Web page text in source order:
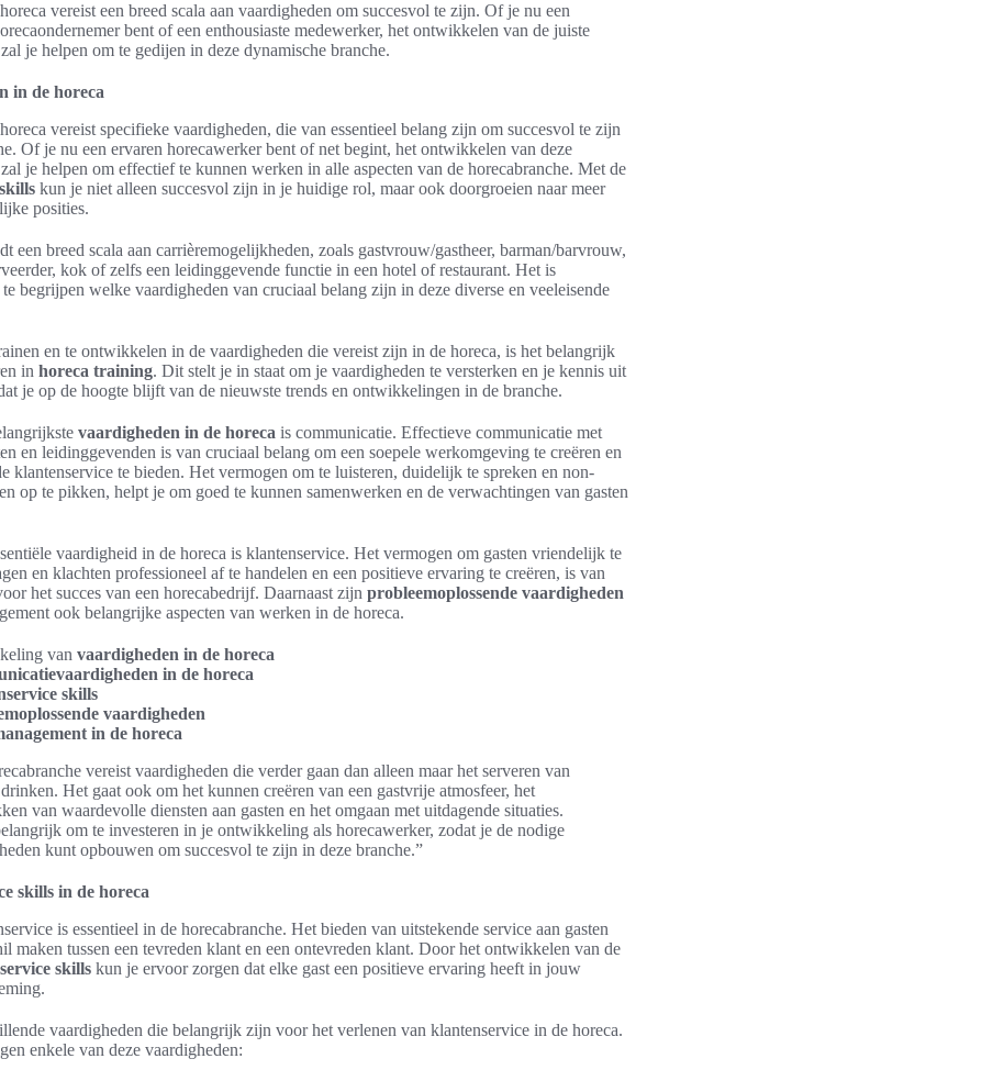
vereist een breed scala aan vaardigheden om succesvol te zijn. Of je nu een
bent of een enthousiaste medewerker, het ontwikkelen van de juiste
je helpen om te gedijen in deze dynamische branche.
in de horeca
vereist specifieke vaardigheden, die van essentieel belang zijn om succesvol te zijn
Of je nu een ervaren horecawerker bent of net begint, het ontwikkelen van deze
je helpen om effectief te kunnen werken in alle aspecten van de horecabranche. Met de
kun je niet alleen succesvol zijn in je huidige rol, maar ook doorgroeien naar meer
posities.
een breed scala aan carrièremogelijkheden, zoals gastvrouw/gastheer, barman/barvrouw,
kok of zelfs een leidinggevende functie in een hotel of restaurant. Het is
begrijpen welke vaardigheden van cruciaal belang zijn in deze diverse en veeleisende
en te ontwikkelen in de vaardigheden die vereist zijn in de horeca, is het belangrijk
in horeca training. Dit stelt je in staat om je vaardigheden te versterken en je kennis uit
je op de hoogte blijft van de nieuwste trends en ontwikkelingen in de branche.
vaardigheden in de horeca is communicatie. Effectieve communicatie met
en leidinggevenden is van cruciaal belang om een soepele werkomgeving te creëren en
klantenservice te bieden. Het vermogen om te luisteren, duidelijk te spreken en non-
op te pikken, helpt je om goed te kunnen samenwerken en de verwachtingen van gasten
vaardigheid in de horeca is klantenservice. Het vermogen om gasten vriendelijk te
en klachten professioneel af te handelen en een positieve ervaring te creëren, is van
het succes van een horecabedrijf. Daarnaast zijn probleemoplossende vaardigheden
ook belangrijke aspecten van werken in de horeca.
van vaardigheden in de horeca
in de horeca
skills
vaardigheden
in de horeca
vereist vaardigheden die verder gaan dan alleen maar het serveren van
Het gaat ook om het kunnen creëren van een gastvrije atmosfeer, het
van waardevolle diensten aan gasten en het omgaan met uitdagende situaties.
om te investeren in je ontwikkeling als horecawerker, zodat je de nodige
kunt opbouwen om succesvol te zijn in deze branche.”
skills in de horeca
is essentieel in de horecabranche. Het bieden van uitstekende service aan gasten
maken tussen een tevreden klant en een ontevreden klant. Door het ontwikkelen van de
skills kun je ervoor zorgen dat elke gast een positieve ervaring heeft in jouw
vaardigheden die belangrijk zijn voor het verlenen van klantenservice in de horeca.
enkele van deze vaardigheden: